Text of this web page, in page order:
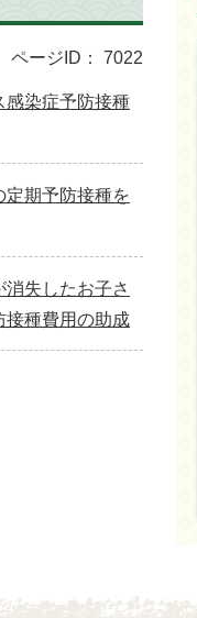
ページID： 7022
感染症予防接種
定期予防接種を
失したお子さ
接種費用の助成